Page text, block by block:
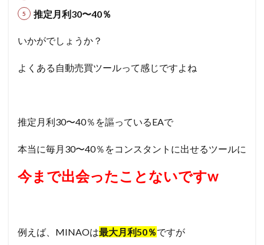
推定月利30〜40％
いかがでしょうか？
よくある自動売買ツールって感じですよね
推定月利30〜40％を謳っているEAで
本当に毎月30〜40％をコンスタントに出せるツールに
今まで出会ったことないですw
例えば、MINAOは最大月利50％ですが